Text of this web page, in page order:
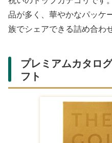
品が多く、華やかなパッケ
族でシェアできる詰め合わ
プレミアムカタロ
フト